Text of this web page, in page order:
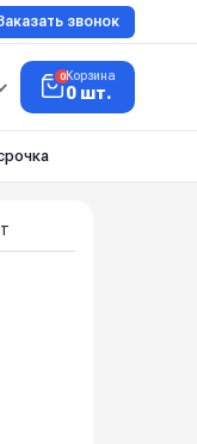
звонок
0Корзина
0 шт.